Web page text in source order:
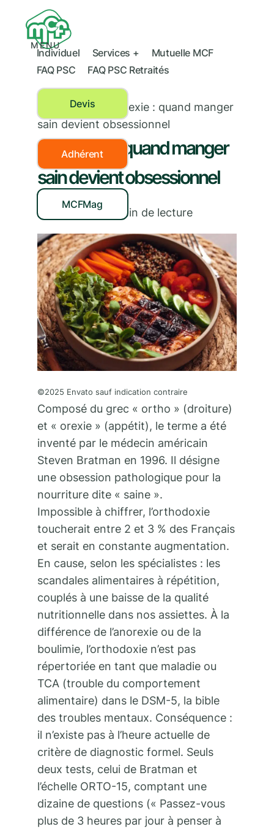
MENU
Individuel Services +
Mutuelle MCF
FAQ PSC
FAQ PSC Retraités
Devis
Adhérent
MCFMag
Nutrition ›Orthorexie : quand manger
sain devient obsessionnel
Orthorexie : quand manger
sain devient obsessionnel
12/09/2023 min de lecture
©2025 Envato sauf indication contraire
Composé du grec « ortho » (droiture)
et « orexie » (appétit), le terme a été
inventé par le médecin américain
Steven Bratman en 1996. Il désigne
une obsession pathologique pour la
nourriture dite « saine ».
Impossible à chiffrer, l’orthodoxie
toucherait entre 2 et 3 % des Français
et serait en constante augmentation.
En cause, selon les spécialistes : les
scandales alimentaires à répétition,
couplés à une baisse de la qualité
nutritionnelle dans nos assiettes. À la
différence de l’anorexie ou de la
boulimie, l’orthodoxie n’est pas
répertoriée en tant que maladie ou
TCA (trouble du comportement
alimentaire) dans le DSM-5, la bible
des troubles mentaux. Conséquence :
il n’existe pas à l’heure actuelle de
critère de diagnostic formel. Seuls
deux tests, celui de Bratman et
l’échelle ORTO-15, comptant une
dizaine de questions (« Passez-vous
plus de 3 heures par jour à penser à